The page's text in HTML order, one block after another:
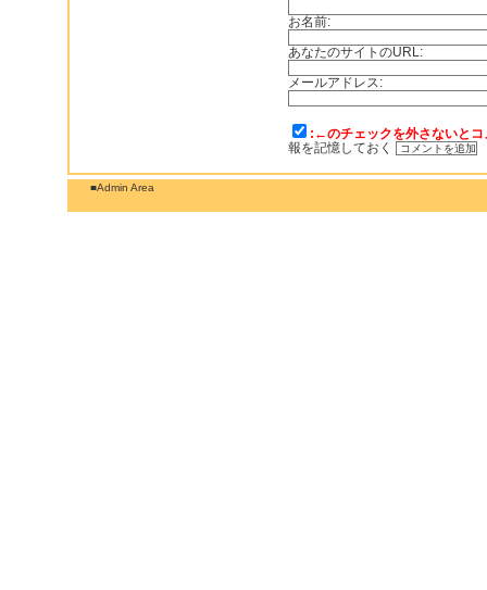
お名前:
あなたのサイトのURL:
メールアドレス:
:←のチェックを外さないと
報を記憶しておく
■Admin Area